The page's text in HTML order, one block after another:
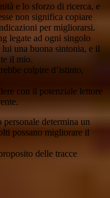
e lo sforzo di ricerca, e
non significa copiare
per migliorarsi.
legate ad ogni singolo
una buona sintonia, e il
il mio.
colpire d’istinto,
con il potenziale lettore
determina un
possano migliorare il
delle tracce